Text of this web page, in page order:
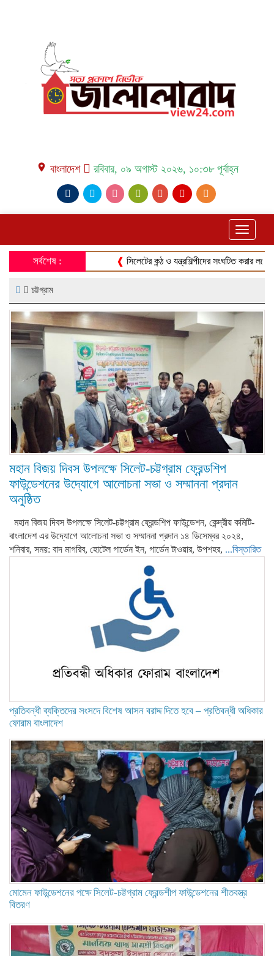
place বাংলাদেশ রবিবার, ০৯ অগাস্ট ২০২৬, ১০:৩৮ পূর্বাহ্ন
Toggle
সর্বশেষ : সিলেটের কন্ঠ ও যন্ত্রশিল্পীদের সংঘটিত করার লক্ষ্যে সিলেট
চট্টগ্রাম
মহান বিজয় দিবস উপলক্ষে সিলেট-চট্টগ্রাম ফ্রেন্ডশিপ
ফাউন্ডেশনের উদ্যোগে আলোচনা সভা ও সম্মাননা প্রদান
অনুষ্ঠিত
মহান বিজয় দিবস উপলক্ষে সিলেট-চট্টগ্রাম ফ্রেন্ডশিপ ফাউন্ডেশন, কেন্দ্রীয় কমিটি-
বাংলাদেশ এর উদ্যোগে আলোচনা সভা ও সম্মাননা প্রদান ১৪ ডিসেম্বর ২০২৪,
শনিবার, সময়: বাদ মাগরিব, হোটেল গার্ডেন ইন, গার্ডেন টাওয়ার, উপশহর, ...বিস্তারিত
প্রতিবন্ধী ব্যক্তিদের সংসদে বিশেষ আসন বরাদ্দ দিতে হবে – প্রতিবন্ধী অধিকার
ফোরাম বাংলাদেশ
মোমেন ফাউন্ডেশনের পক্ষে সিলেট-চট্টগ্রাম ফ্রেন্ডশীপ ফাউন্ডেশনের শীতবস্ত্র
বিতরণ